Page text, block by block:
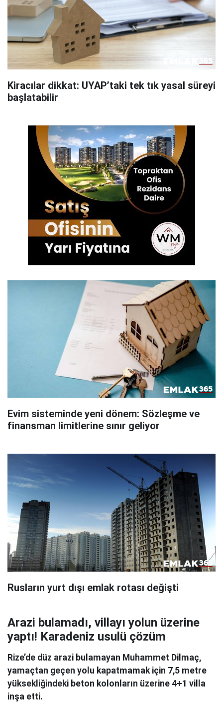
Kiracılar dikkat: UYAP’taki tek tık yasal süreyi
başlatabilir
Evim sisteminde yeni dönem: Sözleşme ve
finansman limitlerine sınır geliyor
Rusların yurt dışı emlak rotası değişti
Arazi bulamadı, villayı yolun üzerine
yaptı! Karadeniz usulü çözüm
Rize’de düz arazi bulamayan Muhammet Dilmaç,
yamaçtan geçen yolu kapatmamak için 7,5 metre
yüksekliğindeki beton kolonların üzerine 4+1 villa
inşa etti.